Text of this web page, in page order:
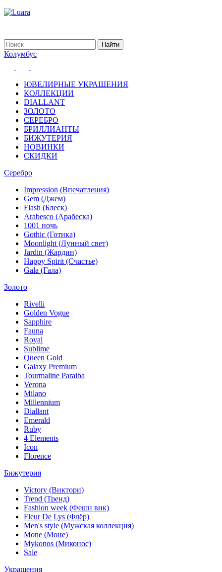
Колумбус
ЮВЕЛИРНЫЕ УКРАШЕНИЯ
КОЛЛЕКЦИИ
DIALLANT
ЗОЛОТО
СЕРЕБРО
БРИЛЛИАНТЫ
БИЖУТЕРИЯ
НОВИНКИ
СКИДКИ
Серебро
Impression (Впечатления)
Gem (Джем)
Flash (Блеск)
Arabesco (Арабеска)
1001 ночь
Gothic (Готика)
Moonlight (Лунный свет)
Jardin (Жардин)
Happy Spirit (Счастье)
Gala (Гала)
Золото
Rivelli
Golden Vogue
Sapphire
Fauna
Royal
Sublime
Queen Gold
Galaxy Premium
Tourmaline Paraiba
Verona
Milano
Millennium
Diallant
Emerald
Ruby
4 Elements
Icon
Florence
Бижутерия
Victory (Виктори)
Trend (Тренд)
Fashion week (Фешн вик)
Fleur De Lys (Флёр)
Men's style (Мужская коллекция)
Mone (Моне)
Mykonos (Миконос)
Sale
Украшения